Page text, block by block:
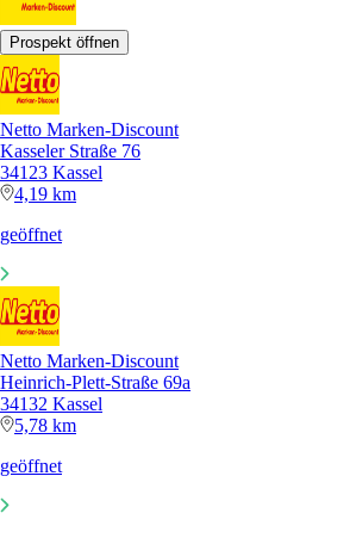
Prospekt öffnen
Netto Marken-Discount
Kasseler Straße 76
34123 Kassel
4,19 km
geöffnet
Netto Marken-Discount
Heinrich-Plett-Straße 69a
34132 Kassel
5,78 km
geöffnet